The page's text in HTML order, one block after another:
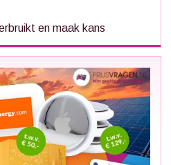
en maak kans